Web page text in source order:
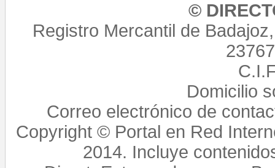
©
Registro Mercantil de
Domicilio
Correo electrónico de
Copyright © Portal en Red
2014. Incluye